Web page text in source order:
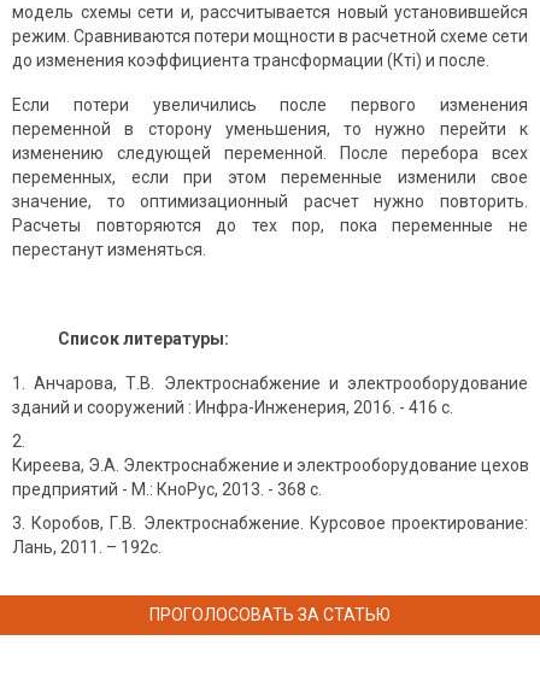
модель схемы сети и, рассчитывается новый установившейся
режим. Сравниваются потери мощности в расчетной схеме сети
до изменения коэффициента трансформации (Ктi) и после.
Если потери увеличились после первого изменения
переменной в сторону уменьшения, то нужно перейти к
изменению следующей переменной. После перебора всех
переменных, если при этом переменные изменили свое
значение, то оптимизационный расчет нужно повторить.
Расчеты повторяются до тех пор, пока переменные не
перестанут изменяться.
Список литературы:
Анчарова, Т.В. Электроснабжение и электрооборудование
зданий и сооружений : Инфра-Инженерия, 2016. - 416 c.
Киреева, Э.А. Электроснабжение и электрооборудование
предприятий - М.: КноРус, 2013. - 368 c.
Коробов, Г.В. Электроснабжение. Курсовое проектирование:
Лань, 2011. – 192с.
ПРОГОЛОСОВАТЬ ЗА СТАТЬЮ